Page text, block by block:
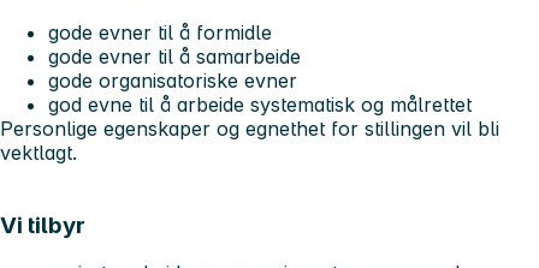
gode evner til å formidle
gode evner til å samarbeide
gode organisatoriske evner
god evne til å arbeide systematisk og målrettet
Personlige egenskaper og egnethet for stillingen vil bli
vektlagt.
Vi tilbyr